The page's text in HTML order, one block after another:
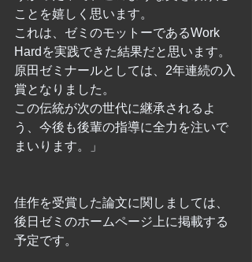
ことを嬉しく思います。
これは、ゼミのモットーであるWork
Hardを実践できた結果だと思います。
原田ゼミナールとしては、2年連続の入
賞となりました。
この伝統が次の世代に継承されるよ
う、今後も後輩の指導に全力を注いで
まいります。」
佳作を受賞した論文に関しましては、
後日ゼミのホームページ上に掲載する
予定です。